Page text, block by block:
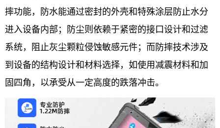
摔功能，防水能通过密封的外壳和特殊涂层防止水分
进入设备内部；防尘则依赖于紧密的接口设计和过滤
系统，阻止灰尘颗粒侵蚀敏感元件；而防摔技术涉及
到设备的结构设计和材料选择，如使用减震材料和加
固四角，以承受从一定高度的跌落冲击。